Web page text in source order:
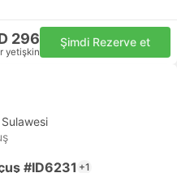
296
yetişkin
Şimdi Rezerve et
#ID6231 +1